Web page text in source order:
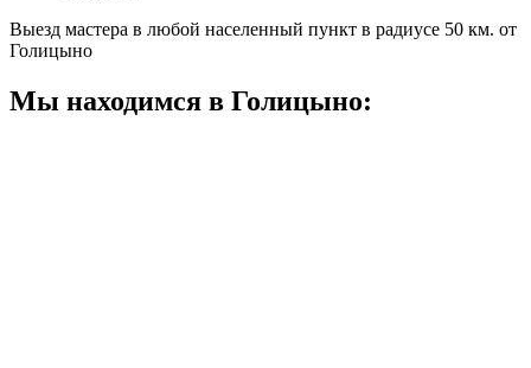
Выезд мастера в любой населенный пункт в радиусе 50 км. от
Голицыно
Мы находимся в Голицыно: